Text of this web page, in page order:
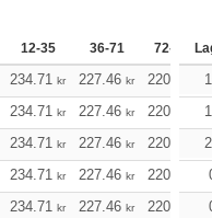
12-35 36-71 72-143
234.71 kr 227.46 kr 220.10
234.71 kr 227.46 kr 220.10
234.71 kr 227.46 kr 220.10
234.71 kr 227.46 kr 220.10
234.71 kr 227.46 kr 220.10